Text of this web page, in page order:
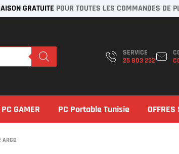
GRATUITE POUR TOUTES LES COMMANDES DE
SERVICE
25 803 232
PC GAMER PC Portable Tunisie OFFRES
ARGB